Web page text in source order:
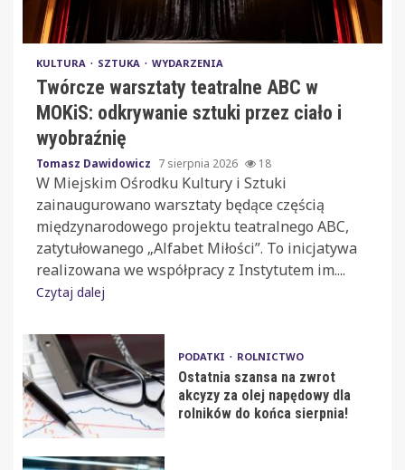
KULTURA SZTUKA WYDARZENIA
Twórcze warsztaty teatralne ABC w
MOKiS: odkrywanie sztuki przez ciało i
wyobraźnię
Tomasz Dawidowicz 7 sierpnia 2026 18
W Miejskim Ośrodku Kultury i Sztuki
zainaugurowano warsztaty będące częścią
międzynarodowego projektu teatralnego ABC,
zatytułowanego „Alfabet Miłości”. To inicjatywa
realizowana we współpracy z Instytutem im....
Czytaj dalej
PODATKI ROLNICTWO
Ostatnia szansa na zwrot
akcyzy za olej napędowy dla
rolników do końca sierpnia!